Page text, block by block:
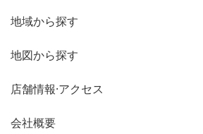
地域から探す
地図から探す
店舗情報·アクセス
会社概要